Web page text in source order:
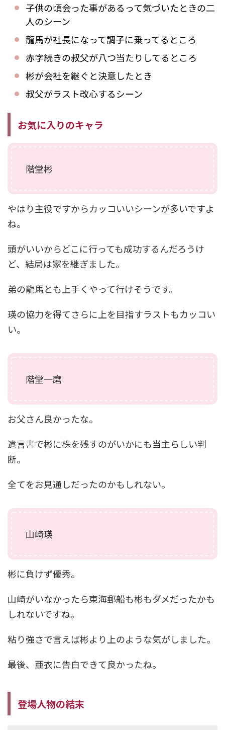
子供の頃会った事があるって気づいたときの二
人のシーン
龍馬が社長になって調子に乗ってるところ
赤字続きの叔父が八つ当たりしてるところ
彬が会社を継ぐと決意したとき
叔父がラスト改心するシーン
お気に入りのキャラ
階堂彬
やはり主役ですからカッコいいシーンが多いですよ
ね。
頭がいいからどこに行っても成功するんだろうけ
ど、結局は家を継ぎました。
弟の龍馬とも上手くやって行けそうです。
瑛の協力を得てさらに上を目指すラストもカッコい
い。
階堂一磨
お父さん良かったな。
遺言書で彬に株を残すのがいかにも当主らしい判
断。
全てをお見通しだったのかもしれない。
山崎瑛
彬に負けず優秀。
山崎がいなかったら東海郵船も彬もダメだったかも
しれないですね。
粘り強さで言えば彬より上のような気がしました。
最後、亜衣に告白できて良かったね。
登場人物の結末